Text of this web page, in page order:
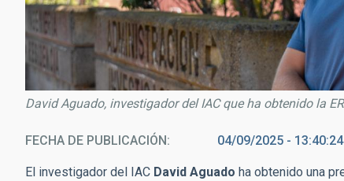
David Aguado, investigador del IAC que ha obtenido la
FECHA DE PUBLICACIÓN 04/09/2025 - 13:40:24
El investigador del IAC David Aguado ha obtenido una